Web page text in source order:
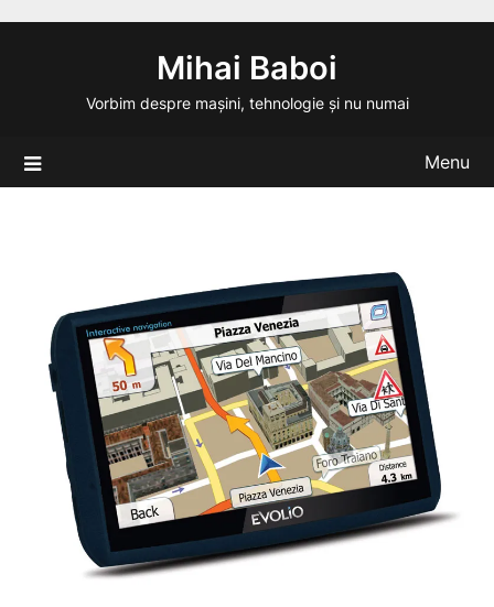
Mihai Baboi
Vorbim despre mașini, tehnologie și nu numai
Menu